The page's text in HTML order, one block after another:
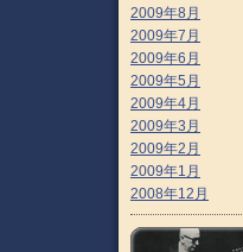
2009年8月
2009年7月
2009年6月
2009年5月
2009年4月
2009年3月
2009年2月
2009年1月
2008年12月